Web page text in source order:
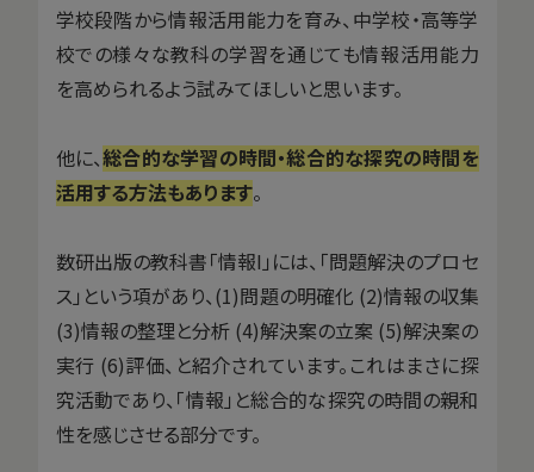
学校段階から情報活用能力を育み、中学校・高等学
校での様々な教科の学習を通じても情報活用能力
を高められるよう試みてほしいと思います。
他に、総合的な学習の時間・総合的な探究の時間を
活用する方法もあります。
数研出版の教科書「情報I」には、「問題解決のプロセ
ス」という項があり、(1)問題の明確化 (2)情報の収集
(3)情報の整理と分析 (4)解決案の立案 (5)解決案の
実行 (6)評価、と紹介されています。これはまさに探
究活動であり、「情報」と総合的な探究の時間の親和
性を感じさせる部分です。